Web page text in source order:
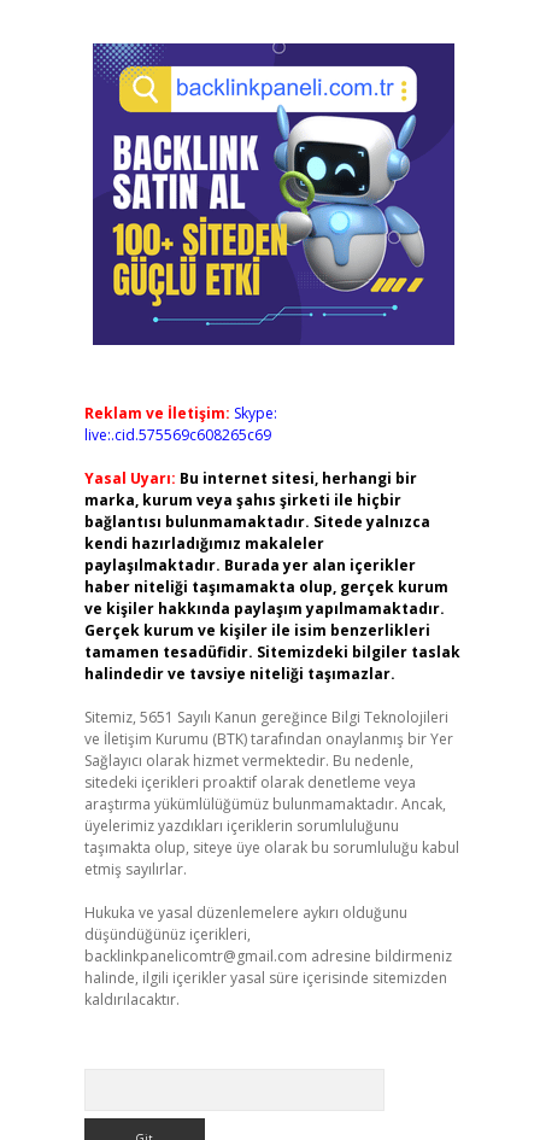
Reklam ve İletişim: Skype:
live:.cid.575569c608265c69
Yasal Uyarı: Bu internet sitesi, herhangi bir
marka, kurum veya şahıs şirketi ile hiçbir
bağlantısı bulunmamaktadır. Sitede yalnızca
kendi hazırladığımız makaleler
paylaşılmaktadır. Burada yer alan içerikler
haber niteliği taşımamakta olup, gerçek kurum
ve kişiler hakkında paylaşım yapılmamaktadır.
Gerçek kurum ve kişiler ile isim benzerlikleri
tamamen tesadüfidir. Sitemizdeki bilgiler taslak
halindedir ve tavsiye niteliği taşımazlar.
Sitemiz, 5651 Sayılı Kanun gereğince Bilgi Teknolojileri
ve İletişim Kurumu (BTK) tarafından onaylanmış bir Yer
Sağlayıcı olarak hizmet vermektedir. Bu nedenle,
sitedeki içerikleri proaktif olarak denetleme veya
araştırma yükümlülüğümüz bulunmamaktadır. Ancak,
üyelerimiz yazdıkları içeriklerin sorumluluğunu
taşımakta olup, siteye üye olarak bu sorumluluğu kabul
etmiş sayılırlar.
Hukuka ve yasal düzenlemelere aykırı olduğunu
düşündüğünüz içerikleri,
backlinkpanelicomtr@gmail.com adresine bildirmeniz
halinde, ilgili içerikler yasal süre içerisinde sitemizden
kaldırılacaktır.